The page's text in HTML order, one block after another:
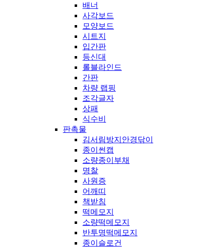
배너
사각보드
모양보드
시트지
입간판
등신대
롤블라인드
간판
차량 랩핑
조각글자
상패
식수비
판촉물
김서림방지안경닦이
종이썬캡
소량종이부채
명찰
사원증
어깨띠
책받침
떡메모지
소량떡메모지
반투명떡메모지
종이슬로건